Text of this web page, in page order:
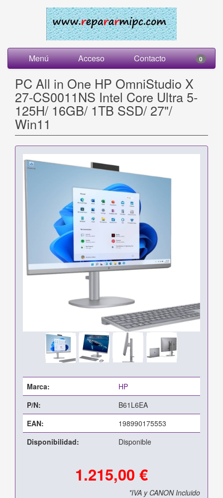
Menú Acceso Contacto 0
PC All in One HP OmniStudio X
27-CS0011NS Intel Core Ultra 5-
125H/ 16GB/ 1TB SSD/ 27"/
Win11
Marca:
HP
P/N:
B61L6EA
EAN:
198990175553
Disponibilidad:
Disponible
1.215,00 €
*IVA y CANON Incluido